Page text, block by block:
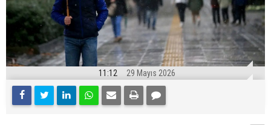
11:12 29 Mayıs 2026